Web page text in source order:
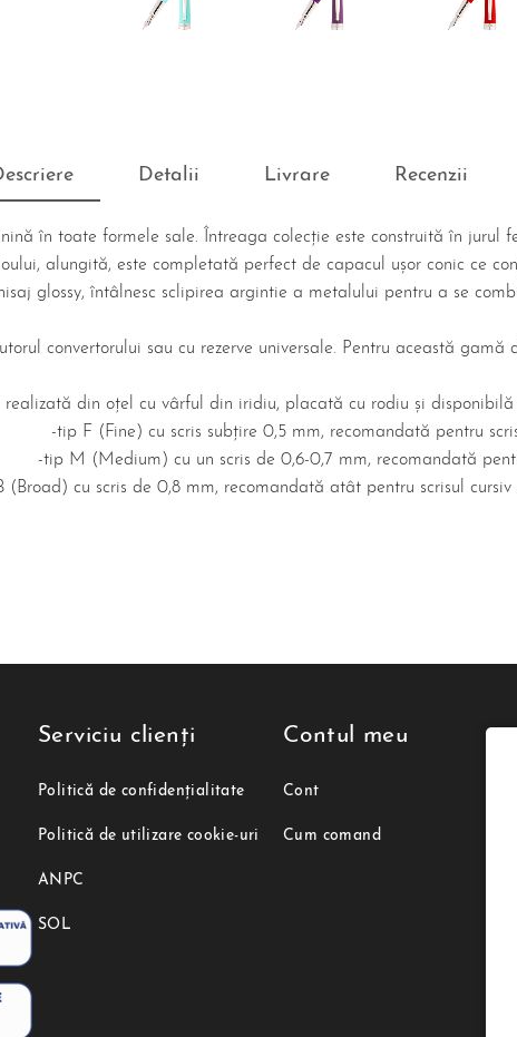
Detalii Livrare Recenzii
în toate formele sale. Întreaga colecție este construită în jurul
alungită, este completată perfect de capacul ușor conic ce
glossy, întâlnesc sclipirea argintie a metalului pentru a se
convertorului sau cu rezerve universale. Pentru această gamă
realizată din oțel cu vârful din iridiu, placată cu rodiu și
-tip F (Fine) cu scris subțire 0,5 mm, recomandată pentru
-tip M (Medium) cu un scris de 0,6-0,7 mm, recomandată
(Broad) cu scris de 0,8 mm, recomandată atât pentru scrisul cursiv
Serviciu clienți
Politică de confidențialitate
Politică de utilizare cookie-uri
ANPC
SOL
Contul meu
Cont
Cum comand